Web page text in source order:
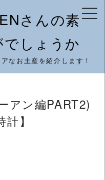
さんの素
しょうか
なお土産を紹介します！
アン編PART2)
】